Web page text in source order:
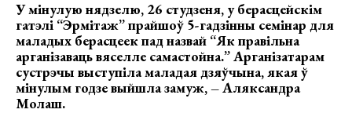
У мінулую нядзелю, 26 студзеня, у берасцейскім
гатэлі “Эрмітаж” прайшоў 5-гадзінны семінар для
маладых берасцеек пад назвай “Як правільна
арганізаваць вяселле самастойна.” Арганізатарам
сустрэчы выступіла маладая дзяўчына, якая ў
мінулым годзе выйшла замуж, – Аляксандра
Молаш.